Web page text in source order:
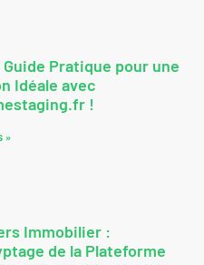
Pratique pour une
Idéale avec
!
»
Immobilier :
de la Plateforme